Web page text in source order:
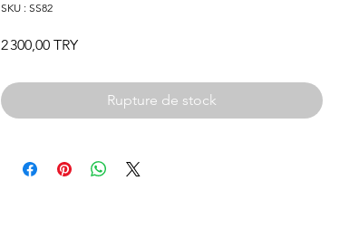
SKU : SS82
2 300,00 TRYPrix
Rupture de stock